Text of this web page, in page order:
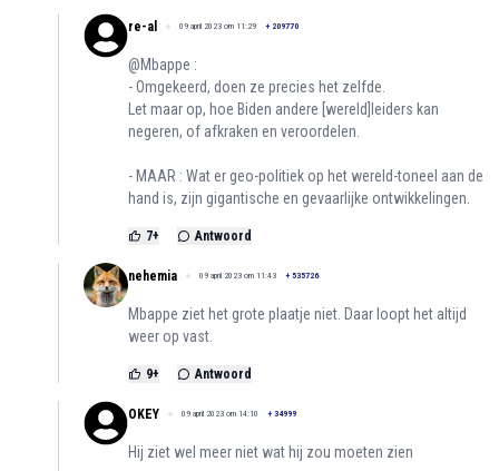
re-al 09 april 2023 om 11:29 + 209770
@Mbappe :
- Omgekeerd, doen ze precies het zelfde.
Let maar op, hoe Biden andere [wereld]leiders kan
negeren, of afkraken en veroordelen.
- MAAR : Wat er geo-politiek op het wereld-toneel aan de
hand is, zijn gigantische en gevaarlijke ontwikkelingen.
7+ Antwoord
nehemia 09 april 2023 om 11:43 + 535726
Mbappe ziet het grote plaatje niet. Daar loopt het altijd
weer op vast.
9+ Antwoord
OKEY 09 april 2023 om 14:10 + 34999
Hij ziet wel meer niet wat hij zou moeten zien